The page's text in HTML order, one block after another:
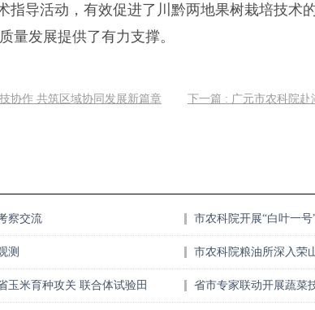
指导活动，有效促进了川黔两地果树栽培技术
量发展提供了有力支撑。
协作 共筑区域协同发展新篇章
下一篇 : 广元市农科院
察交流 市农科院开展“白叶一
测
市农科院粮油所深入荣
玉米育种攻关 联合体试验田
省市专家联动开展蔬菜